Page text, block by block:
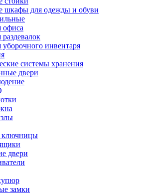
шкафы для одежды и обуви
инвентаря
системы хранения
двери
ключницы
двери
замки